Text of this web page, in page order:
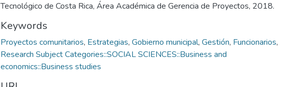
Tecnológico de Costa Rica, Área Académica de Gerencia de Proyectos, 2018.
Keywords
Proyectos comunitarios, Estrategias, Gobierno municipal, Gestión, Funcionarios,
Research Subject Categories::SOCIAL SCIENCES::Business and
economics::Business studies